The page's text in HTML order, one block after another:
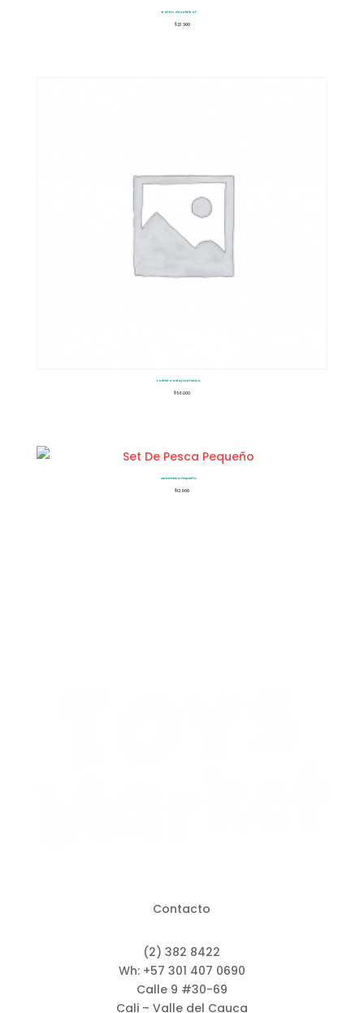
Balón de voleibol
$23.500
Tablero Reloj Numerico
$56.000
Set De Pesca Pequeño
$12.900
Contacto
(2) 382 8422
Wh: +57 301 407 0690
Calle 9 #30-69
Cali – Valle del Cauca